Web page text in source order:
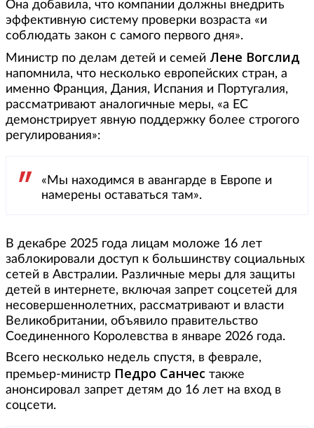
Она добавила, что компании должны внедрить
эффективную систему проверки возраста «и
соблюдать закон с самого первого дня».
Министр по делам детей и семей Лене Вогслид
напомнила, что несколько европейских стран, а
именно Франция, Дания, Испания и Португалия,
рассматривают аналогичные меры, «а ЕС
демонстрирует явную поддержку более строгого
регулирования»:
«Мы находимся в авангарде в Европе и
намерены оставаться там».
В декабре 2025 года лицам моложе 16 лет
заблокировали доступ к большинству социальных
сетей в Австралии. Различные меры для защиты
детей в интернете, включая запрет соцсетей для
несовершеннолетних, рассматривают и власти
Великобритании, объявило правительство
Соединенного Королевства в январе 2026 года.
Всего несколько недель спустя, в феврале,
премьер-министр Педро Санчес также
анонсировал запрет детям до 16 лет на вход в
соцсети.